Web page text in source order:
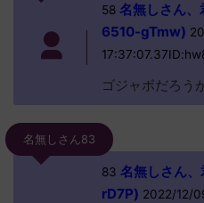
58名無しさん、
6510-gTmw)
ゴジャボだろう
名無しさん83
83 名無しさん
rD7P) 2022/12/